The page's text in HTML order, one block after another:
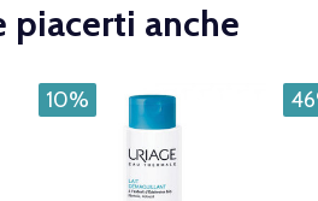
piacerti anche
10%